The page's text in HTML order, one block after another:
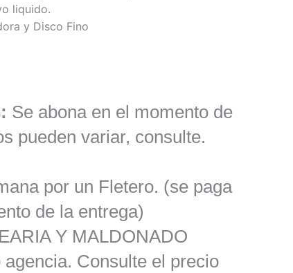
liquido.
y Disco Fino
Se abona en el momento de
pueden variar, consulte.
por un Fletero. (se paga
de la entrega)
Y MALDONADO
Consulte el precio